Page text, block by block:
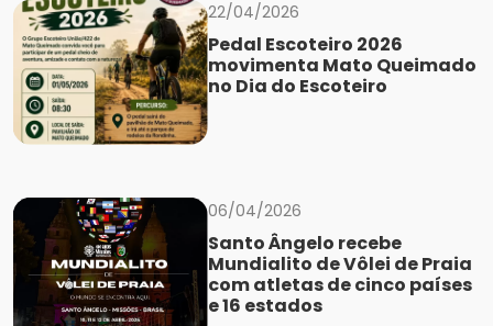
22/04/2026
Pedal Escoteiro 2026
movimenta Mato Queimado
no Dia do Escoteiro
06/04/2026
Santo Ângelo recebe
Mundialito de Vôlei de Praia
com atletas de cinco países
e 16 estados